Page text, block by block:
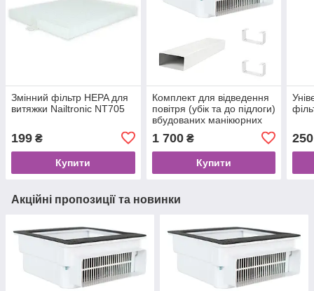
Змінний фільтр HEPA для
витяжки Nailtronic NT705
199 ₴
Купити
Комплект для відведення
повітря (убік та до підлоги)
вбудованих манікюрних
витяжок Teri Turbo / 800 (1
метр)
1 700₴
Купити
250
Акційні пропозиції та новинки